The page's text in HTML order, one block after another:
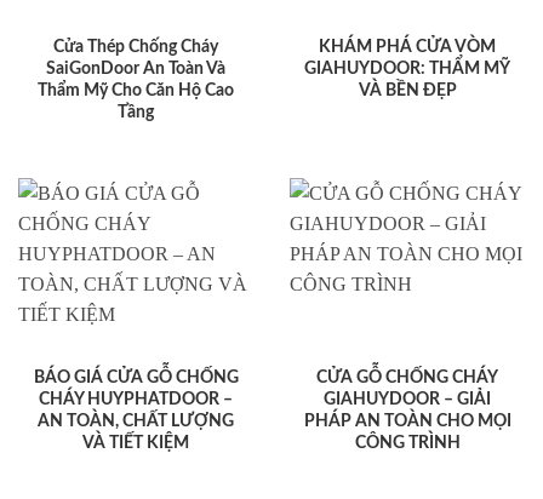
Cửa Thép Chống Cháy
SaiGonDoor An Toàn Và
Thẩm Mỹ Cho Căn Hộ Cao
Tầng
KHÁM PHÁ CỬA VÒM
GIAHUYDOOR: THẨM MỸ
VÀ BỀN ĐẸP
BÁO GIÁ CỬA GỖ CHỐNG
CHÁY HUYPHATDOOR –
AN TOÀN, CHẤT LƯỢNG
VÀ TIẾT KIỆM
CỬA GỖ CHỐNG CHÁY
GIAHUYDOOR – GIẢI
PHÁP AN TOÀN CHO MỌI
CÔNG TRÌNH